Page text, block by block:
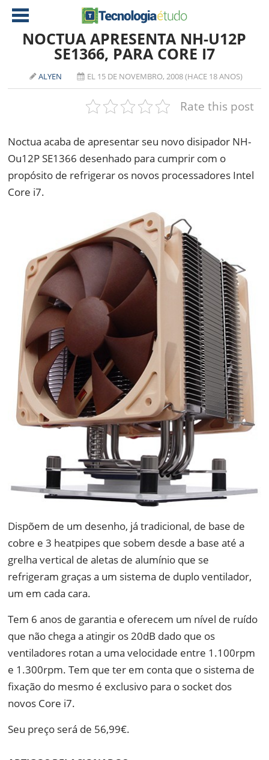
AMD
ATI
NVIDIA
SOFTWARE
TABLETS
IOS
NOKIA
JOGOS
DOWNLOADS
ANÁLISE
NOCTUA APRESENTA NH-U12P
SE1366, PARA CORE I7
ALYEN EL 15 DE NOVEMBRO, 2008 (HACE 18 ANOS)
Rate this post
Noctua acaba de apresentar seu novo disipador NH-
Ou12P SE1366 desenhado para cumprir com o
propósito de refrigerar os novos processadores Intel
Core i7.
Dispõem de um desenho, já tradicional, de base de
cobre e 3 heatpipes que sobem desde a base até a
grelha vertical de aletas de alumínio que se
refrigeram graças a um sistema de duplo ventilador,
um em cada cara.
Tem 6 anos de garantia e oferecem um nível de ruído
que não chega a atingir os 20dB dado que os
ventiladores rotan a uma velocidade entre 1.100rpm
e 1.300rpm. Tem que ter em conta que o sistema de
fixação do mesmo é exclusivo para o socket dos
novos Core i7.
Seu preço será de 56,99€.